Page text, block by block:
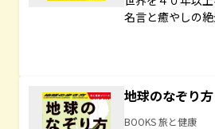
名言と癒やしの
地球のなぞり
BOOKS 旅と健康